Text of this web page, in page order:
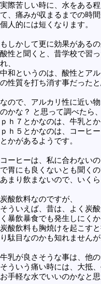
実際苦しい時に、水をある
て、痛みが収まるまでの時間
個人的には短くなります。
もしかして更に効果がある
酸性と聞くと、昔学校で習
れ、
中和というのは、酸性とア
の性質を打ち消す事だったと
なので、アルカリ性に近い
のかな？ と思って調べたら、
ｐｈ７とかなのは、牛乳とか
ｐｈ５とかなのは、コーヒ
とかがあるようです。
コーヒーは、私に合わない
で胃にも良くないとも聞くの
あまり飲まないので、いく
炭酸飲料なのですが、
そういえば、昔は、よく炭
く暴飲暴食でも発生しにく
炭酸飲料も胸焼けを起こす
り駄目なのかも知れませんが
牛乳が良さそうな事は、他
そういう痛い時には、大抵
お手軽な水でいいのかなと思